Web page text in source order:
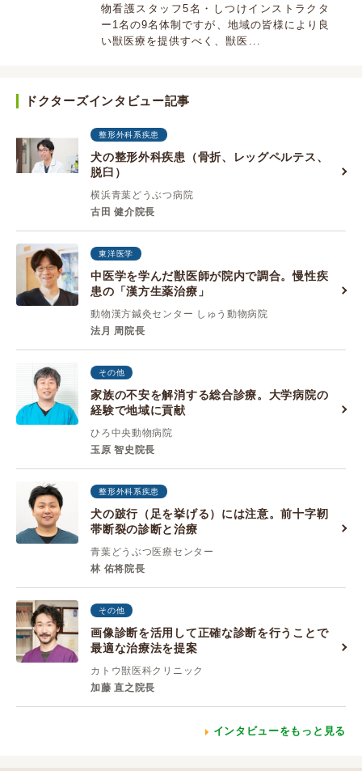
物看護スタッフ5名・しつけインストラクタ
ー1名の9名体制ですが、地域の皆様により良
い獣医療を提供すべく、獣医...
ドクターズインタビュー記事
整形外科系疾患
犬の整形外科疾患（骨折、レッグペルテス、
脱臼）
横浜青葉どうぶつ病院
古田 健介院長
東洋医学
中医学を学んだ獣医師が院内で調合。慢性疾
患の「漢方生薬治療」
動物漢方鍼灸センター しゅう動物病院
法月 周院長
その他
家族の不安を解消する総合診療。大学病院の
経験で地域に貢献
ひろ中央動物病院
玉原 智史院長
整形外科系疾患
犬の跛行（足を挙げる）には注意。前十字靭
帯断裂の診断と治療
青葉どうぶつ医療センター
林 佑将院長
その他
画像診断を活用して正確な診断を行うことで
最適な治療法を提案
カトウ獣医科クリニック
加藤 直之院長
インタビューをもっと見る